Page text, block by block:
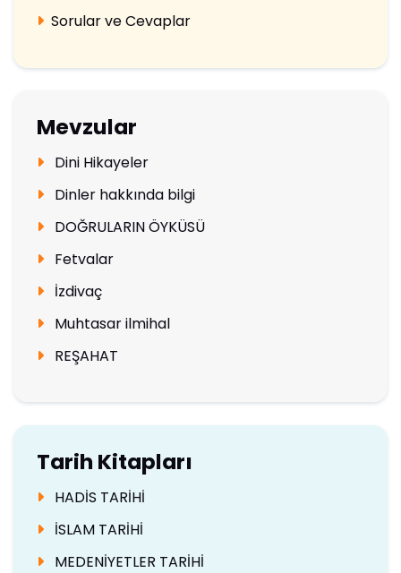
Sorular ve Cevaplar
Mevzular
Dini Hikayeler
Dinler hakkında bilgi
DOĞRULARIN ÖYKÜSÜ
Fetvalar
İzdivaç
Muhtasar ilmihal
REŞAHAT
Tarih Kitapları
HADİS TARİHİ
İSLAM TARİHİ
MEDENİYETLER TARİHİ